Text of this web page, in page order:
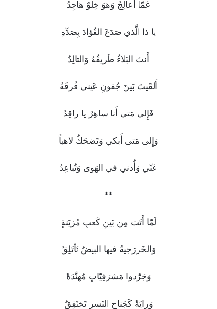
عَمّا أُعالِجُ وَهوَ خِلوٌ هاجِدُ
يا ذا الَّذي صَدَعَ الفُؤادَ بِصَدِّهِ
أَنتَ البَلاءُ طَريفُهُ وَالتالِدُ
أَلقَيتَ بَينَ جُفونِ عَيني فُرقَةً
فَإِلى مَتى أَنا ساهِرٌ يا راقِدُ
وَإِلى مَتى أَبكي وَتَضحَكُ لاهياً
عَنّي وَأُدني في الهَوى وَتُباعِدُ
**
لَمّا أَتَت مِن بَينِ كَعبِ مُزيَنةٍ
وَالخَزرَجيةُ فيها البيضُ تَأتَلِقُ
وَجَرَّدوا مَشرَفِيّاتٍ مُهنَّدَةً
وَرايَةً كَجَناحِ النَسرِ تَختَفِقُ